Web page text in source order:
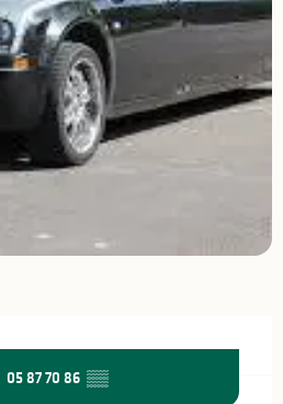
05 87 70 86 ▒▒